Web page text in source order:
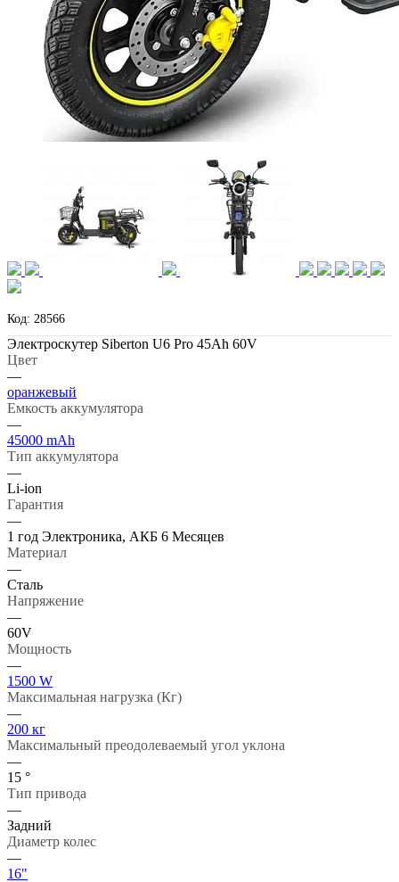
Код: 28566
Электроскутер Siberton U6 Pro 45Ah 60V
Цвет
—
оранжевый
Емкость аккумулятора
—
45000 mAh
Тип аккумулятора
—
Li-ion
Гарантия
—
1 год Электроника, АКБ 6 Месяцев
Материал
—
Cталь
Напряжение
—
60V
Мощность
—
1500 W
Максимальная нагрузка (Кг)
—
200 кг
Максимальный преодолеваемый угол уклона
—
15 °
Тип привода
—
Задний
Диаметр колес
—
16"